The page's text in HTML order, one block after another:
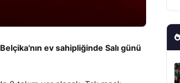
ev sahipliğinde Salı günü